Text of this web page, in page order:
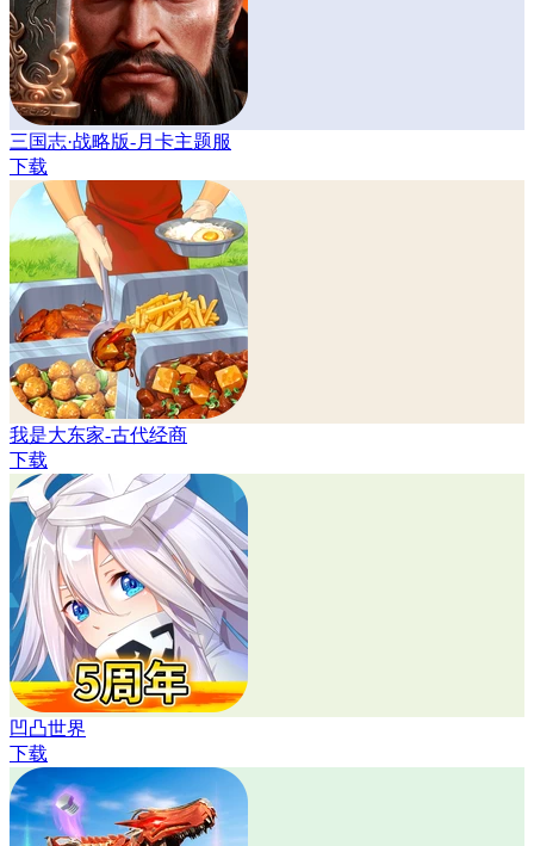
三国志·战略版-月卡主题服
下载
我是大东家-古代经商
下载
凹凸世界
下载